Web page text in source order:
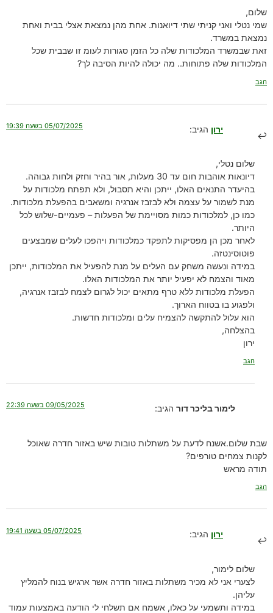
שלום,
שמי נטלי ואני קניתי שתי דיואנות. אחת מהן נמצאת אצלי בבית ואחת
נמצאת במשרד.
זאת שבמשרד המלכודות שלה כל הזמן סגורות לעומ זו שבבית שכל
המלכודות שלה פתוחות.. מה יכולה להיות הסיבה לך?
הגב
ירון הגיב: 05/07/2025 בשעה 19:39
שלום נטלי,
דיונאות אוהבות חום עד 30 מעלות, אור בהיר וחזק ולחות גבוהה.
בהיעדר התנאים האלו, ייתכן והיא תסבול, ולא תפתח מלכודות על
מנת לשמור על עצמה ולא לבזבז אנרגיה ומשאבים בהפעלת מלכודות.
כמו כן, למלכודות כמות מסויימת של הפעלות – פעמיים-שלוש לכל
היותר.
לאחר מכן הן מפסיקות לתפקד כמלכודות ויהפכו לעלים שמבצעים
פוטוסינטזה.
במידה ונעשה משחק עם העלים על מנת להפעיל את המלכודות, ייתכן
מאוד והצמח לא יפעיל יותר את המלכודות האלו.
הפעלת מלכודות ללא טרף מתאים יכול לגרום לצמח לבזבז אנרגיה,
ולפגוע בו בטווח הארוך.
הוא עלול להתקשה להצמיח עלים ומלכודות חדשות.
בהצלחה,
ירון
הגב
לימור בליכר דור הגיב: 09/05/2025 בשעה 22:39
שבת שלום.אשנח לדעת על משתלות טובות שיש באזור חדרה שאוכל
לקנות צמחים טורפים?
תודה מראש
הגב
ירון הגיב: 05/07/2025 בשעה 19:41
שלום לימור,
לצערי אני לא מכיר משתלות באזור חדרה אשר ארגיש בנוח להמליץ
עליהן.
במידה ותשמעי על כאלו, אשמח אם תשלחי לי הודעה באמצעות עמוד